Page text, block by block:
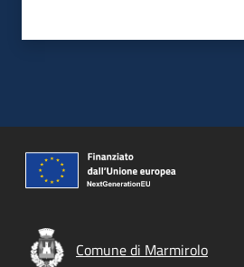
Comune di Marmirolo